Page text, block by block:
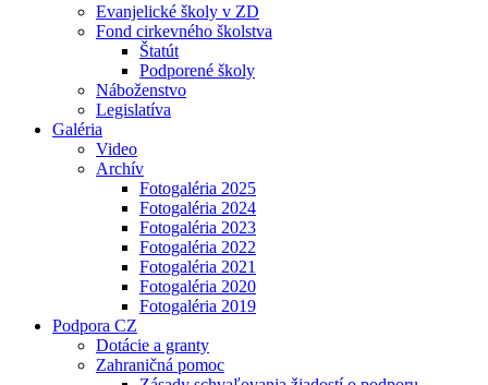
Evanjelické školy v ZD
Fond cirkevného školstva
Štatút
Podporené školy
Náboženstvo
Legislatíva
Galéria
Video
Archív
Fotogaléria 2025
Fotogaléria 2024
Fotogaléria 2023
Fotogaléria 2022
Fotogaléria 2021
Fotogaléria 2020
Fotogaléria 2019
Podpora CZ
Dotácie a granty
Zahraničná pomoc